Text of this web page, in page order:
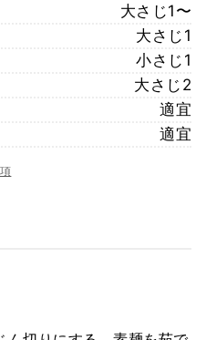
大さじ1〜
大さじ1
小さじ1
大さじ2
適宜
適宜